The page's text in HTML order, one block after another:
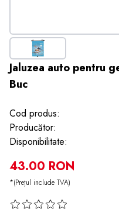
Jaluzea auto pentru
Buc
Cod produs:
Producător:
Disponibilitate:
43.00 RON
*(Prețul include TVA)